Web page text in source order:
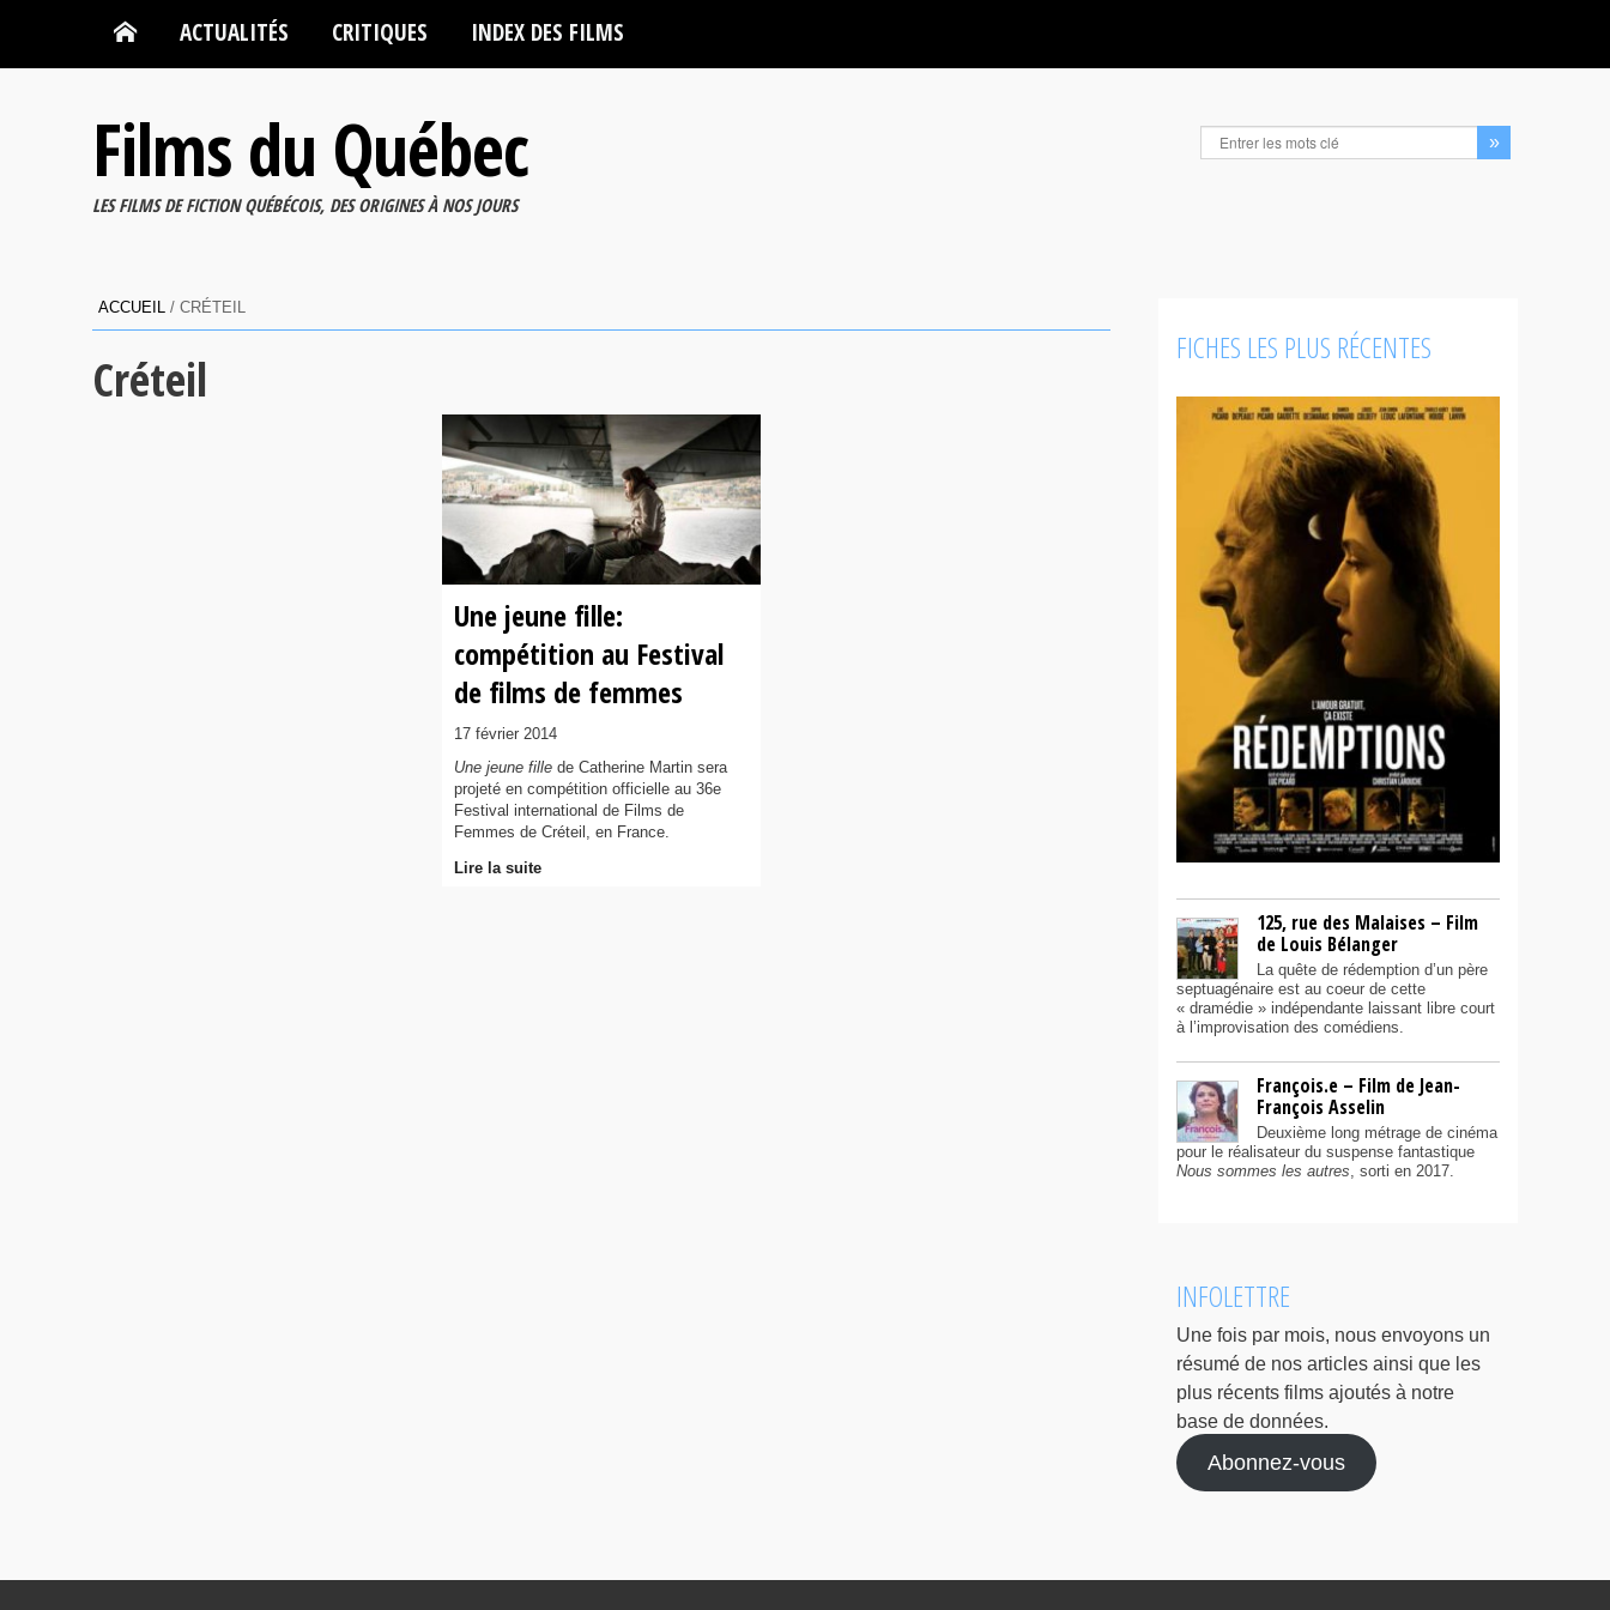
ACTUALITÉS CRITIQUES INDEX DES FILMS
Films du Québec
LES FILMS DE FICTION QUÉBÉCOIS, DES ORIGINES À NOS JOURS
ACCUEIL / CRÉTEIL
Créteil
Une jeune fille:
compétition au Festival
de films de femmes
17 février 2014
Une jeune fille de Catherine Martin sera
projeté en compétition officielle au 36e
Festival international de Films de
Femmes de Créteil, en France.
Lire la suite
FICHES LES PLUS RÉCENTES
125, rue des Malaises – Film
de Louis Bélanger
La quête de rédemption d’un père
septuagénaire est au coeur de cette
« dramédie » indépendante laissant libre court
à l’improvisation des comédiens.
François.e – Film de Jean-
François Asselin
Deuxième long métrage de cinéma
pour le réalisateur du suspense fantastique
Nous sommes les autres, sorti en 2017.
INFOLETTRE
Une fois par mois, nous envoyons un
résumé de nos articles ainsi que les
plus récents films ajoutés à notre
base de données.
Abonnez-vous